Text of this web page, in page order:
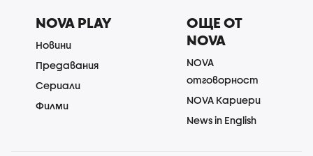
NOVA PLAY
Новини
Предавания
Сериали
Филми
ОЩЕ ОТ
NOVA
NOVA
отговорност
NOVA Кариери
News in English